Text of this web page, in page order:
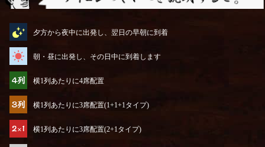
夕方から夜中に出発し、翌日の早朝に到着
朝・昼に出発し、その日中に到着します
横1列あたりに4席配置
横1列あたりに3席配置(1+1+1タイプ)
横1列あたりに3席配置(2+1タイプ)